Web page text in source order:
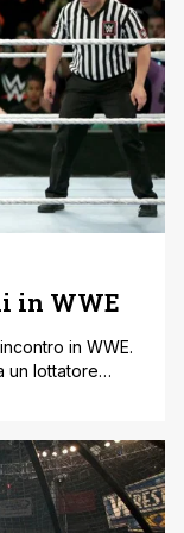
in WWE
in WWE.
un lottatore
una carrellata